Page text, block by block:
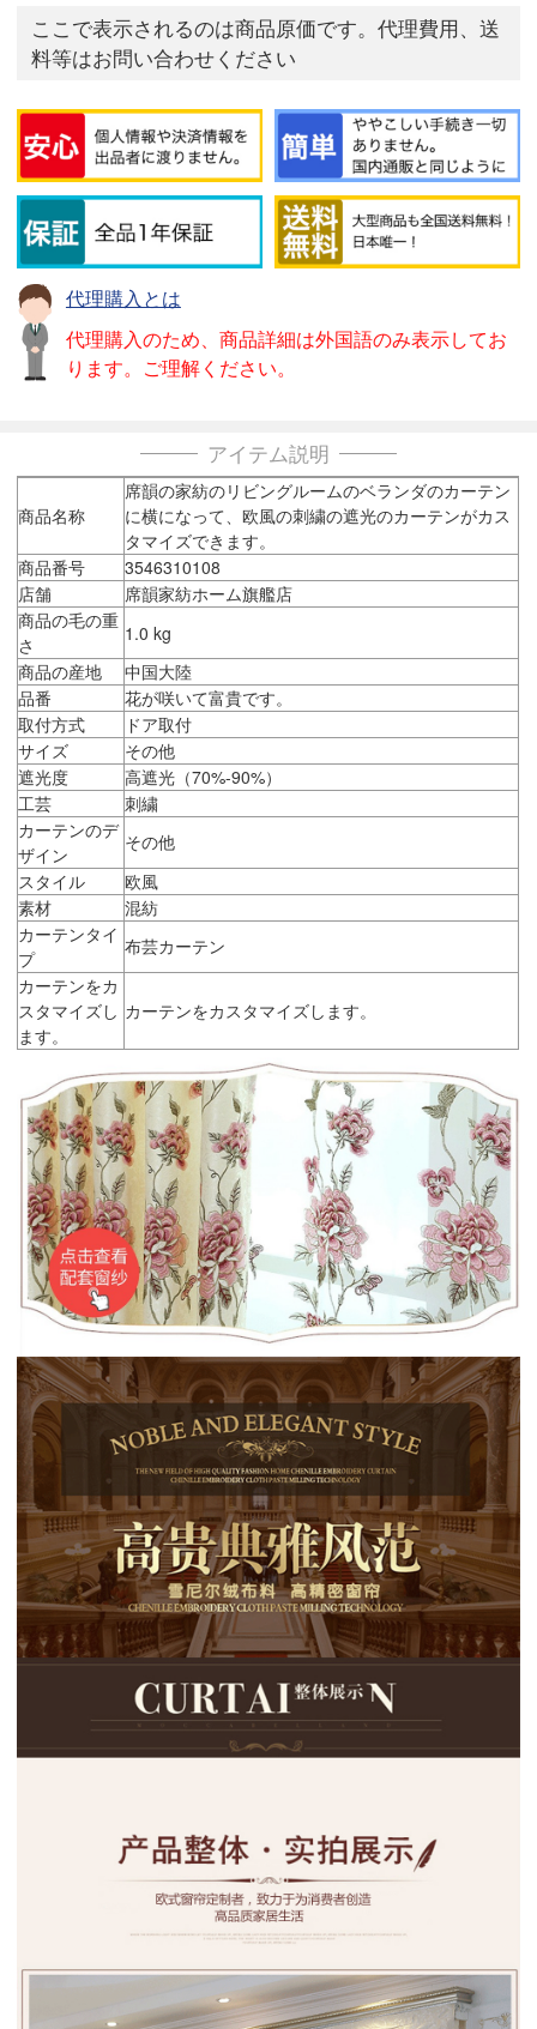
ここで表示されるのは商品原価です。代理費用、送
料等はお問い合わせください
代理購入とは
代理購入のため、商品詳細は外国語のみ表示してお
ります。ご理解ください。
アイテム説明
商品名称
席韻の家紡のリビングルームのベランダのカーテン
に横になって、欧風の刺繍の遮光のカーテンがカス
タマイズできます。
商品番号
3546310108
店舗
席韻家紡ホーム旗艦店
商品の毛の重
さ
1.0 kg
商品の産地
中国大陸
品番
花が咲いて富貴です。
取付方式
ドア取付
サイズ
その他
遮光度
高遮光（70%-90%）
工芸
刺繍
カーテンのデ
ザイン
その他
スタイル
欧風
素材
混紡
カーテンタイ
プ
布芸カーテン
カーテンをカ
スタマイズし
ます。
カーテンをカスタマイズします。